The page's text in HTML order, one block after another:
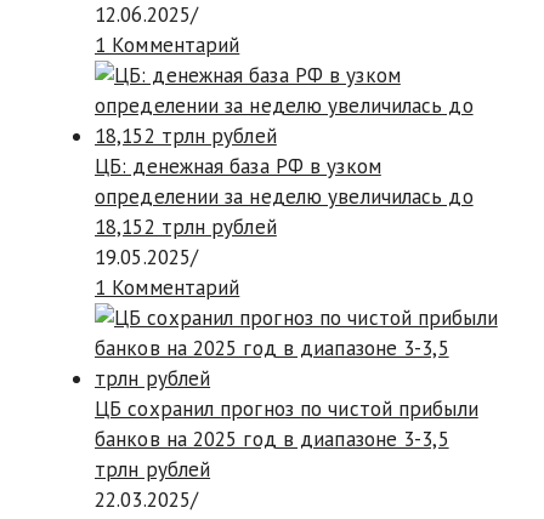
12.06.2025/
1 Комментарий
ЦБ: денежная база РФ в узком
определении за неделю увеличилась до
18,152 трлн рублей
19.05.2025/
1 Комментарий
ЦБ сохранил прогноз по чистой прибыли
банков на 2025 год в диапазоне 3-3,5
трлн рублей
22.03.2025/